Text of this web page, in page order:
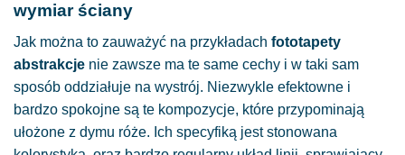
wymiar ściany
Jak można to zauważyć na przykładach fototapety
abstrakcje nie zawsze ma te same cechy i w taki sam
sposób oddziałuje na wystrój. Niezwykle efektowne i
bardzo spokojne są te kompozycje, które przypominają
ułożone z dymu róże. Ich specyfiką jest stonowana